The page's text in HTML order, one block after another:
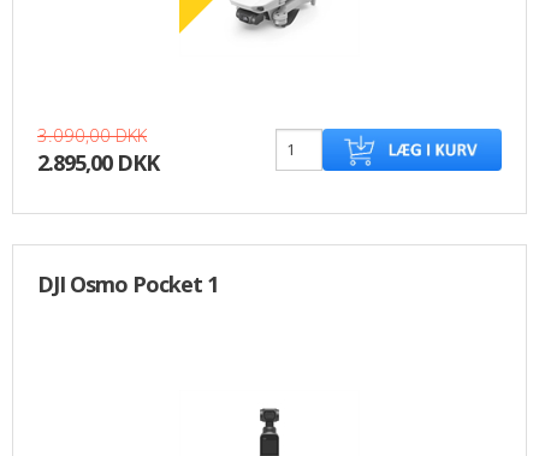
3.090,00 DKK
2.895,00 DKK
DJI Osmo Pocket 1